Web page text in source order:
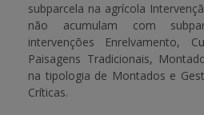
subparcela na agrícola
não acumulam com
intervenções Enrelvamento,
Paisagens Tradicionais,
na tipologia de Montados e
Críticas.